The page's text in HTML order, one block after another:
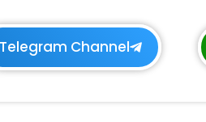
Telegram Channel